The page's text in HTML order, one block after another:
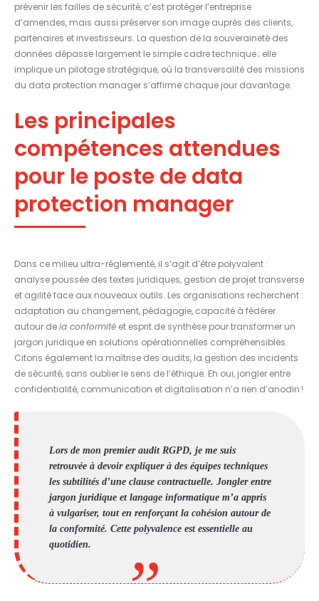
prévenir les failles de sécurité, c’est protéger l’entreprise
d’amendes, mais aussi préserver son image auprès des clients,
partenaires et investisseurs. La question de la souveraineté des
données dépasse largement le simple cadre technique ; elle
implique un pilotage stratégique, où la transversalité des missions
du data protection manager s’affirme chaque jour davantage.
Les principales
compétences attendues
pour le poste de data
protection manager
Dans ce milieu ultra-réglementé, il s’agit d’être polyvalent :
analyse poussée des textes juridiques, gestion de projet transverse
et agilité face aux nouveaux outils. Les organisations recherchent :
adaptation au changement, pédagogie, capacité à fédérer
autour dela conformité et esprit de synthèse pour transformer un
jargon juridique en solutions opérationnelles compréhensibles.
Citons également la maîtrise des audits, la gestion des incidents
de sécurité, sans oublier le sens de l’éthique. Eh oui, jongler entre
confidentialité, communication et digitalisation n’a rien d’anodin !
Lors de mon premier audit RGPD, je me suis
retrouvée à devoir expliquer à des équipes techniques
les subtilités d’une clause contractuelle. Jongler entre
jargon juridique et langage informatique m’a appris
à vulgariser, tout en renforçant la cohésion autour de
la conformité. Cette polyvalence est essentielle au
quotidien.